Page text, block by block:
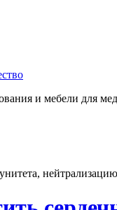
и мебели для